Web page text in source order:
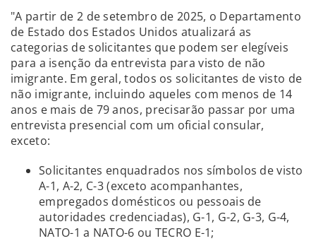
"A partir de 2 de setembro de 2025, o Departamento
de Estado dos Estados Unidos atualizará as
categorias de solicitantes que podem ser elegíveis
para a isenção da entrevista para visto de não
imigrante. Em geral, todos os solicitantes de visto de
não imigrante, incluindo aqueles com menos de 14
anos e mais de 79 anos, precisarão passar por uma
entrevista presencial com um oficial consular,
exceto:
Solicitantes enquadrados nos símbolos de visto
A-1, A-2, C-3 (exceto acompanhantes,
empregados domésticos ou pessoais de
autoridades credenciadas), G-1, G-2, G-3, G-4,
NATO-1 a NATO-6 ou TECRO E-1;